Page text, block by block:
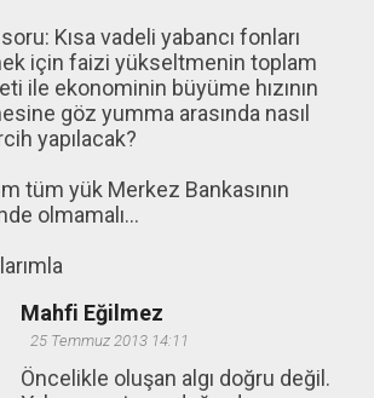
Kısa vadeli yabancı fonları
için faizi yükseltmenin toplam
ile ekonominin büyüme hızının
göz yumma arasında nasıl
yapılacak?
tüm yük Merkez Bankasının
olmamalı...
Mahfi Eğilmez
25 Temmuz 2013 14:11
Öncelikle oluşan algı doğru değil.